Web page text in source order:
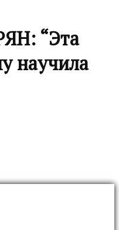
“Эта
научила